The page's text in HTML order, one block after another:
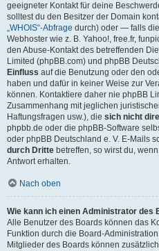
geeigneter Kontakt für deine
solltest du den Besitzer der Domain
„WHOIS“-Abfrage durch) oder — falls
Webhoster wie z. B. Yahoo!, free.fr,
den Abuse-Kontakt des betreffenden
Limited (phpBB.com) und phpBB
Einfluss auf die Benutzung oder den
haben und dafür in keiner Weise zur
können. Kontaktiere daher nie phpBB
Zusammenhang mit jeglichen
Haftungsfragen usw.), die sich nicht
phpbb.de oder die phpBB-Software
oder phpBB Deutschland e. V. E-Mails
durch Dritte betreffen, so wirst du,
Antwort erhalten.
Nach oben
Wie kann ich einen Administrator des
Alle Benutzer des Boards können das
Funktion durch die Board-
Mitglieder des Boards können